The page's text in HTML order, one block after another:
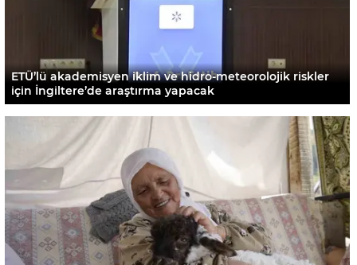
ETÜ’lü akademisyen iklim ve hidro-meteorolojik riskler
için İngiltere’de araştırma yapacak